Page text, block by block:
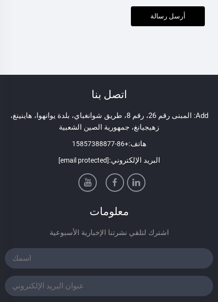
أرسل رسالة
اتصل بنا
Add: المبنى رقم 26، رقم 8، طريق شوانغباي، بلدة يوانهوا، هاينينغ،
زهيجيانغ، جمهورية الصين الشعبية
هاتف:+86-15857388877
البريد الإلكتروني:[email protected]
معلومات
اشترك لتلقي نشرتنا الإخبارية الأسبوعية